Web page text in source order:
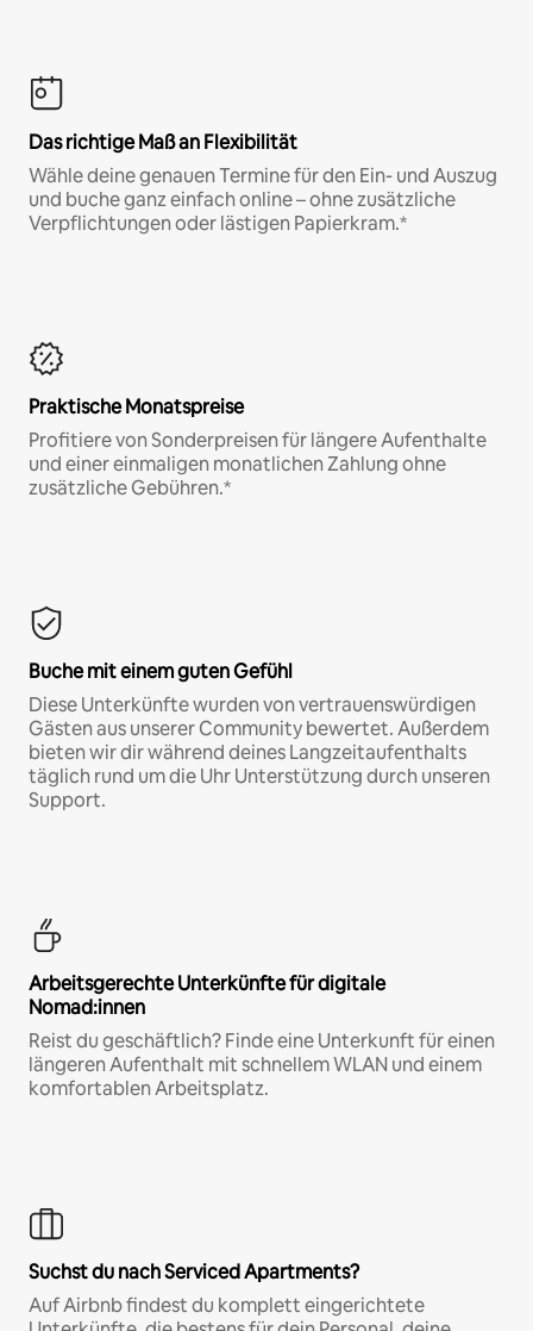
Das richtige Maß an Flexibilität
Wähle deine genauen Termine für den Ein- und Auszug
und buche ganz einfach online – ohne zusätzliche
Verpflichtungen oder lästigen Papierkram.*
Praktische Monatspreise
Profitiere von Sonderpreisen für längere Aufenthalte
und einer einmaligen monatlichen Zahlung ohne
zusätzliche Gebühren.*
Buche mit einem guten Gefühl
Diese Unterkünfte wurden von vertrauenswürdigen
Gästen aus unserer Community bewertet. Außerdem
bieten wir dir während deines Langzeitaufenthalts
täglich rund um die Uhr Unterstützung durch unseren
Support.
Arbeitsgerechte Unterkünfte für digitale
Nomad:innen
Reist du geschäftlich? Finde eine Unterkunft für einen
längeren Aufenthalt mit schnellem WLAN und einem
komfortablen Arbeitsplatz.
Suchst du nach Serviced Apartments?
Auf Airbnb findest du komplett eingerichtete